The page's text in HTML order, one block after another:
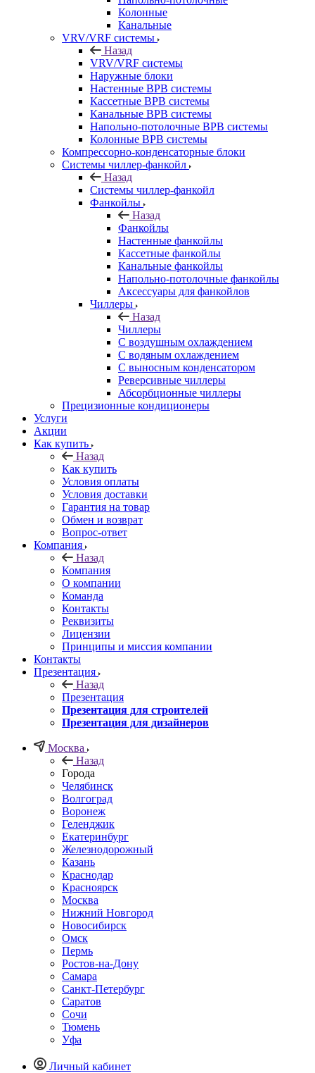
Колонные
Канальные
VRV/VRF системы
Назад
VRV/VRF системы
Наружные блоки
Настенные ВРВ системы
Кассетные ВРВ системы
Канальные ВРВ системы
Напольно-потолочные ВРВ системы
Колонные ВРВ системы
Компрессорно-конденсаторные блоки
Системы чиллер-фанкойл
Назад
Системы чиллер-фанкойл
Фанкойлы
Назад
Фанкойлы
Настенные фанкойлы
Кассетные фанкойлы
Канальные фанкойлы
Напольно-потолочные фанкойлы
Аксессуары для фанкойлов
Чиллеры
Назад
Чиллеры
С воздушным охлаждением
С водяным охлаждением
С выносным конденсатором
Реверсивные чиллеры
Абсорбционные чиллеры
Прецизионные кондиционеры
Услуги
Акции
Как купить
Назад
Как купить
Условия оплаты
Условия доставки
Гарантия на товар
Обмен и возврат
Вопрос-ответ
Компания
Назад
Компания
О компании
Команда
Контакты
Реквизиты
Лицензии
Принципы и миссия компании
Контакты
Презентация
Назад
Презентация
Презентация для строителей
Презентация для дизайнеров
Москва
Назад
Города
Челябинск
Волгоград
Воронеж
Геленджик
Екатеринбург
Железнодорожный
Казань
Краснодар
Красноярск
Москва
Нижний Новгород
Новосибирск
Омск
Пермь
Ростов-на-Дону
Самара
Санкт-Петербург
Саратов
Сочи
Тюмень
Уфа
Личный кабинет